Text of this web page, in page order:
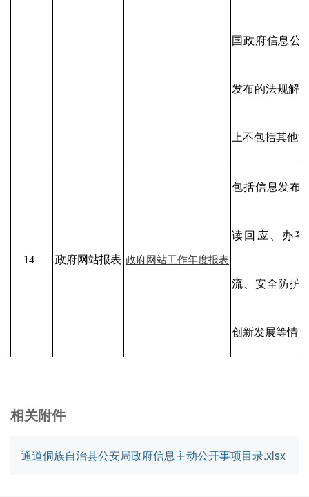
国政府信息公
发布的法规解
上不包括其他
14 政府网站报表 政府网站工作年度报表
包括信息发布
读回应、办
流、安全防护
创新发展等情况
相关附件
通道侗族自治县公安局政府信息主动公开事项目录.xlsx